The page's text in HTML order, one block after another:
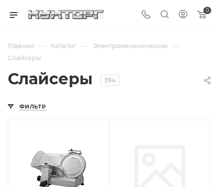
0
Главная — Каталог — Электромеханическое —
Слайсеры
Слайсеры 394
ФИЛЬТР
диаметр ножа -
300 мм; толщина
нарезки - 9 мм;
220 В; 0.25 кВт